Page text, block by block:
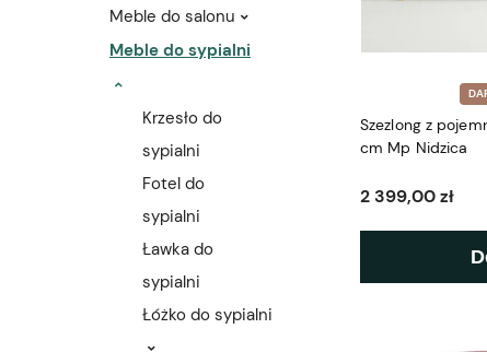
Meble do salonu
Meble do sypialni
Krzesło do
sypialni
Fotel do
sypialni
Ławka do
sypialni
Łóżko do sypialni
Szezlong z
cm Mp Nidzica
2 399,00 zł